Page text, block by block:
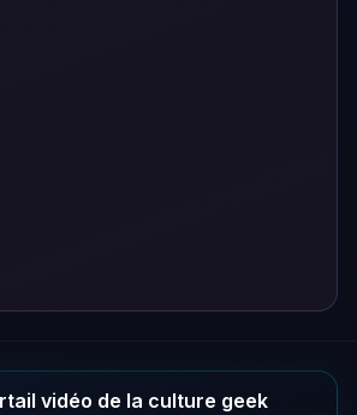
vidéo de la culture geek